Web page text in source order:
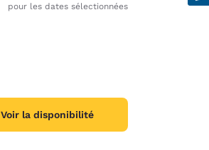
pour les dates sélectionnées
Voir la disponibilité